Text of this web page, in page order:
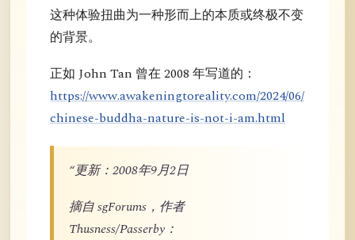
这种体验扭曲为一种形而上的本质或终极不变
的背景。
正如 John Tan 曾在 2008 年写道的：
https://www.awakeningtoreality.com/2024/06/
chinese-buddha-nature-is-not-i-am.html
“更新：2008年9月2日
摘自 sgForums，作者
Thusness/Passerby：